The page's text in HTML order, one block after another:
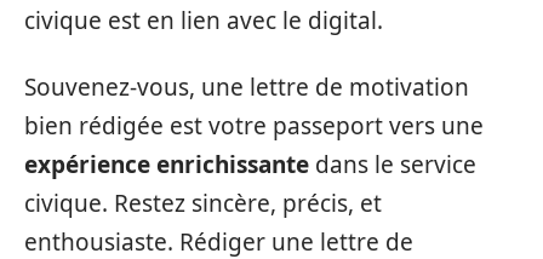
civique est en lien avec le digital.
Souvenez-vous, une lettre de motivation
bien rédigée est votre passeport vers une
expérience enrichissante dans le service
civique. Restez sincère, précis, et
enthousiaste. Rédiger une lettre de